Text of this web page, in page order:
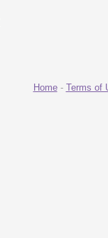
Home- Terms of